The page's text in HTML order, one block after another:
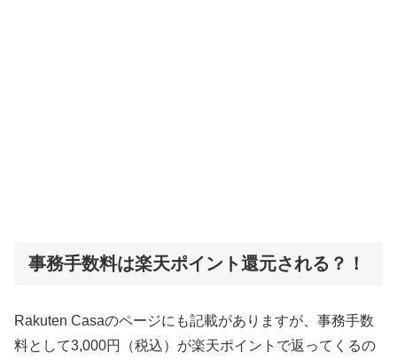
事務手数料は楽天ポイント還元される？！
Rakuten Casaのページにも記載がありますが、事務手数
料として3,000円（税込）が楽天ポイントで返ってくるの